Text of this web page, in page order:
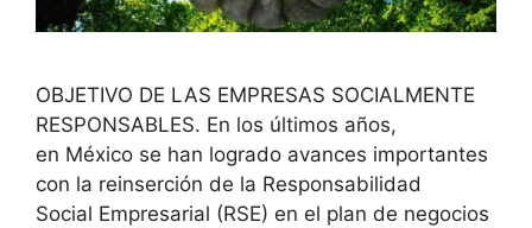
OBJETIVO DE LAS EMPRESAS SOCIALMENTE
RESPONSABLES. En los últimos años,
en México se han logrado avances importantes
con la reinserción de la Responsabilidad
Social Empresarial (RSE) en el plan de negocios